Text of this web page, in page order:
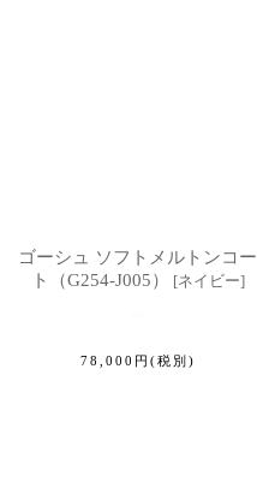
ゴーシュ ソフトメルトンコー
ト（G254-J005）
[ネイビー]
78,000 円 (税別)